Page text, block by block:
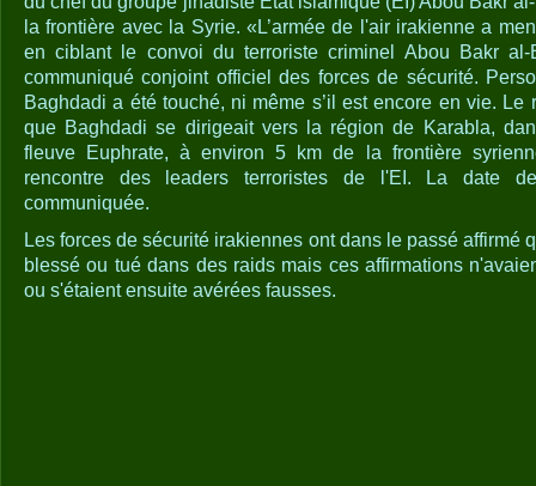
la frontière avec la Syrie. «L’armée de l'air irakienne a
en ciblant le convoi du terroriste criminel Abou Bakr
communiqué conjoint officiel des forces de sécurité.
Baghdadi a été touché, ni même s’il est encore en vie.
que Baghdadi se dirigeait vers la région de Karabla,
fleuve Euphrate, à environ 5 km de la frontière
rencontre des leaders terroristes de l'EI. La date
communiquée.
Les forces de sécurité irakiennes ont dans le passé affirmé
blessé ou tué dans des raids mais ces affirmations
ou s'étaient ensuite avérées fausses.